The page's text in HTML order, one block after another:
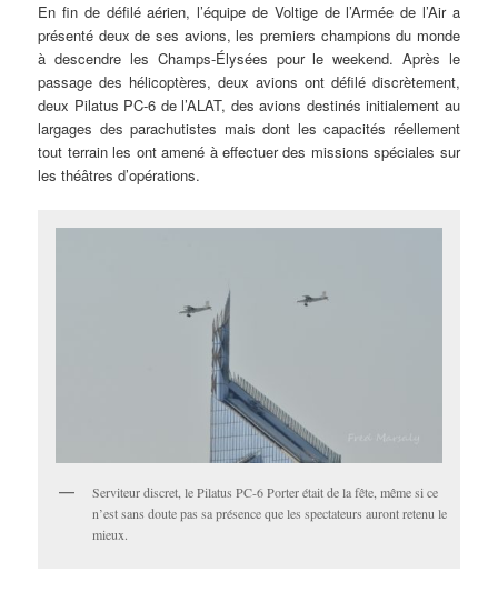
En fin de défilé aérien, l’équipe de Voltige de l’Armée de l’Air a
présenté deux de ses avions, les premiers champions du monde
à descendre les Champs-Élysées pour le weekend. Après le
passage des hélicoptères, deux avions ont défilé discrètement,
deux Pilatus PC-6 de l’ALAT, des avions destinés initialement au
largages des parachutistes mais dont les capacités réellement
tout terrain les ont amené à effectuer des missions spéciales sur
les théâtres d’opérations.
Serviteur discret, le Pilatus PC-6 Porter était de la fête, même si ce
n’est sans doute pas sa présence que les spectateurs auront retenu le
mieux.